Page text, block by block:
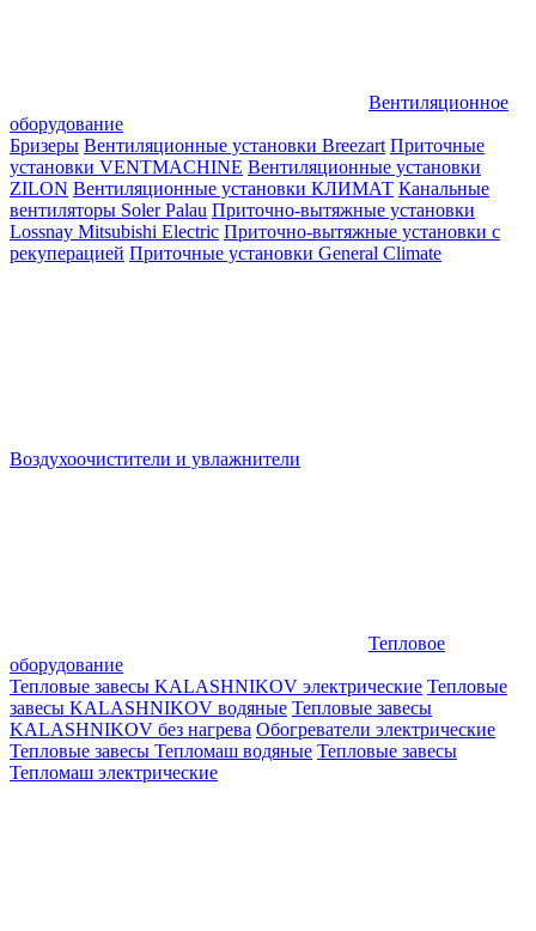
Вентиляционное
оборудование
Бризеры Вентиляционные установки Breezart Приточные
установки VENTMACHINE Вентиляционные установки
ZILON Вентиляционные установки КЛИМАТ Канальные
вентиляторы Soler Palau Приточно-вытяжные установки
Lossnay Mitsubishi Electric Приточно-вытяжные установки с
рекуперацией Приточные установки General Climate
Воздухоочистители и увлажнители
Тепловое
оборудование
Тепловые завесы KALASHNIKOV электрические Тепловые
завесы KALASHNIKOV водяные Тепловые завесы
KALASHNIKOV без нагрева Обогреватели электрические
Тепловые завесы Тепломаш водяные Тепловые завесы
Тепломаш электрические